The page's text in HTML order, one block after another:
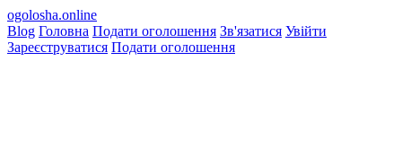
ogolosha.online
Blog Головна Подати оголошення Зв'язатися Увійти
Зареєструватися Подати оголошення